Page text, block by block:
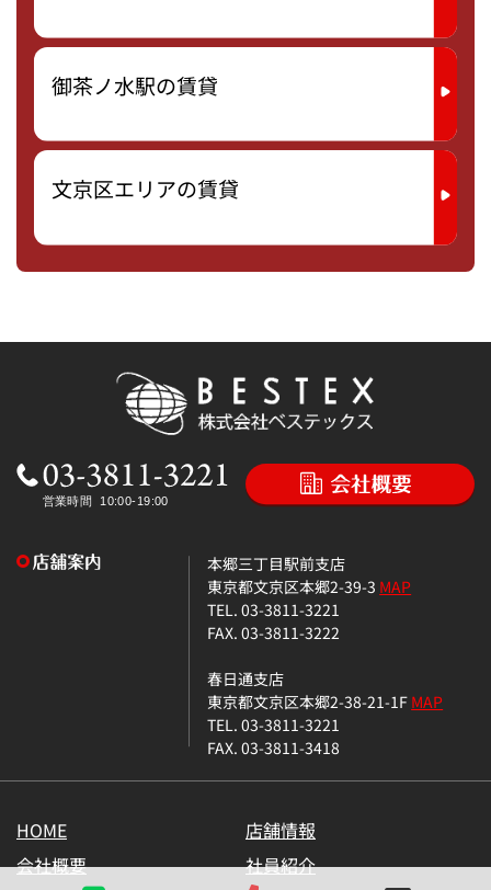
御茶ノ水駅の賃貸
文京区エリアの賃貸
本郷三丁目駅前支店
東京都文京区本郷2-39-3 MAP
TEL. 03-3811-3221
FAX. 03-3811-3222
春日通支店
東京都文京区本郷2-38-21-1FMAP
TEL. 03-3811-3221
FAX. 03-3811-3418
HOME
店舗情報
会社概要
社員紹介